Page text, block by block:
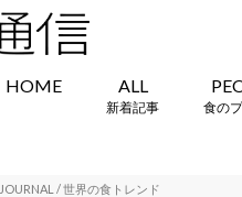
HOME ALL
新着記事 食の
JOURNAL / 世界の食トレンド